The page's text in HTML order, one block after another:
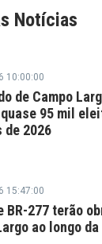
Notícias
10:00:00
de Campo
95 mil
de 2026
15:47:00
BR-277 terão
ao longo